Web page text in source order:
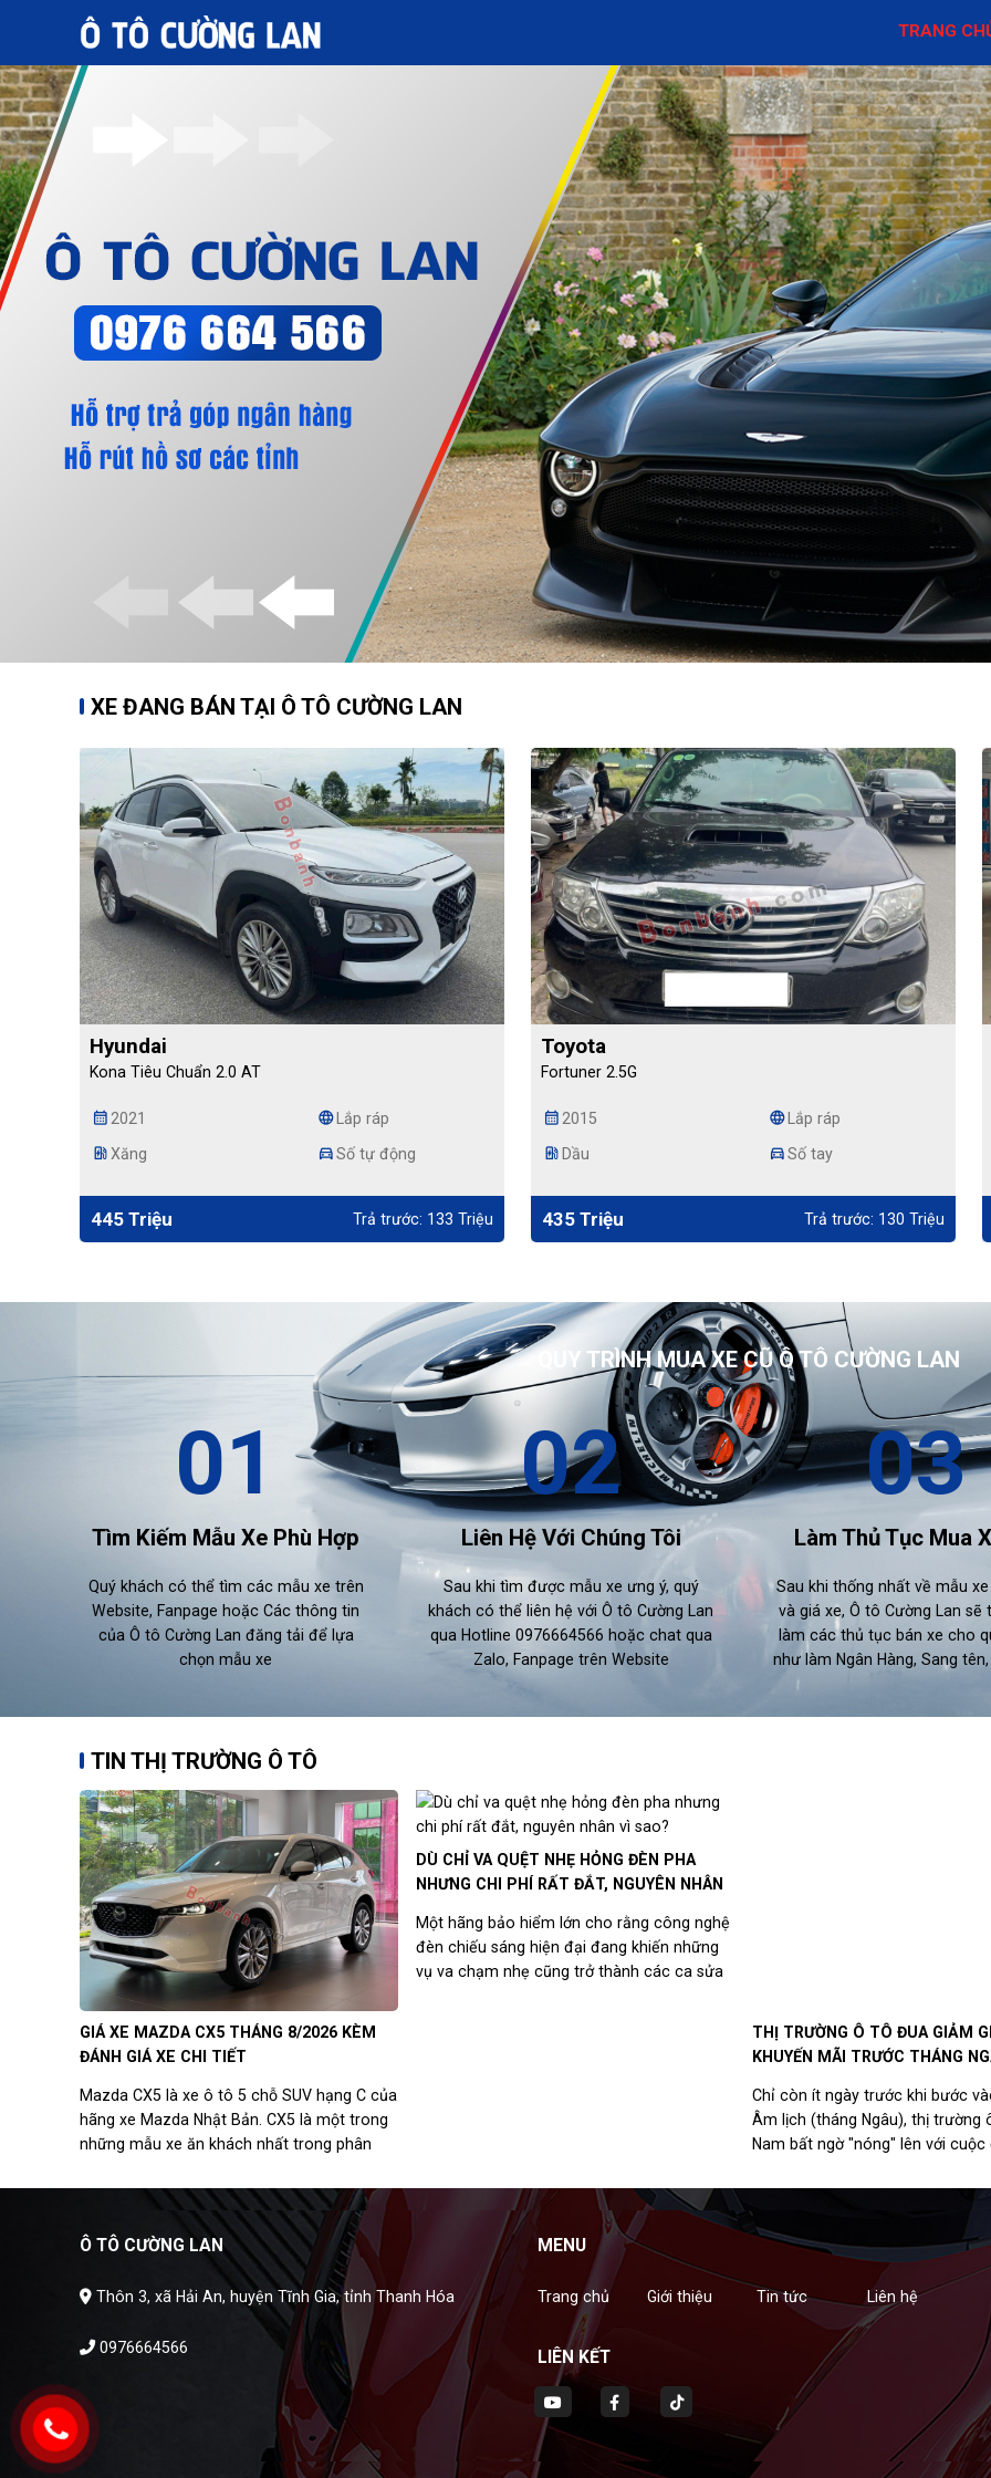
TRANG
XE ĐANG BÁN TẠI Ô TÔ CƯỜNG LAN
Hyundai
Kona Tiêu Chuẩn 2.0 AT
calendar_month 2021 language
Lắp ráp
ev_stationXăng directions_carSố tự động
445 Triệu Trả trước: 133 Triệu
Toyota
Fortuner 2.5G
calendar_month 2015 language
Lắp ráp
ev_station Dầu directions_carSố tay
435 Triệu Trả trước: 130 Triệu
QUY TRÌNH MUA XE CŨ Ô TÔ CƯỜNG LAN
Tìm Kiếm Mẫu Xe Phù Hợp
Quý khách có thể tìm các mẫu xe trên
Website, Fanpage hoặc Các thông tin
của Ô tô Cường Lan đăng tải để lựa
chọn mẫu xe
Liên Hệ Với Chúng Tôi
Sau khi tìm được mẫu xe ưng ý, quý
khách có thể liên hệ với Ô tô Cường Lan
qua Hotline 0976664566 hoặc chat qua
Zalo, Fanpage trên Website
Làm Thủ Tục Mua
Sau khi thống nhất về mẫu
và giá xe, Ô tô Cường Lan sẽ
làm các thủ tục bán xe cho
như làm Ngân Hàng, Sang tên,
TIN THỊ TRƯỜNG Ô TÔ
GIÁ XE MAZDA CX5 THÁNG 8/2026 KÈM
ĐÁNH GIÁ XE CHI TIẾT
Mazda CX5 là xe ô tô 5 chỗ SUV hạng C của
hãng xe Mazda Nhật Bản. CX5 là một trong
những mẫu xe ăn khách nhất trong phân
khi ra mắt cuối năm 2012. Thế hệ mới nhất
của Mazda CX5 vừa được giới thiệu tại Việt
Nam với nhiều thay đổi về thiết kế, động cơ
và tiện nghi, được kỳ vọng sẽ tiếp tục bứt
phá các kỷ lục về doanh số khi đây là mẫu
xe CUV bán chạy nhất Việt Nam trong nhiều
năm liên tiếp vừa qua.
DÙ CHỈ VA QUỆT NHẸ HỎNG ĐÈN PHA
NHƯNG CHI PHÍ RẤT ĐẮT, NGUYÊN NHÂN
Một hãng bảo hiểm lớn cho rằng công nghệ
đèn chiếu sáng hiện đại đang khiến những
vụ va chạm nhẹ cũng trở thành các ca sửa
THỊ TRƯỜNG Ô TÔ ĐUA GIẢM
KHUYẾN MÃI TRƯỚC THÁNG
Chỉ còn ít ngày trước khi bước
Âm lịch (tháng Ngâu), thị trường
Nam bất ngờ "nóng" lên với cuộc
bán tải, hàng loạt mẫu xe được
Ô TÔ CƯỜNG LAN
Thôn 3, xã Hải An, huyện Tĩnh Gia, tỉnh Thanh Hóa
0976664566
MENU
Trang chủ Giới thiệu Tin tức Liên hệ
LIÊN KẾT